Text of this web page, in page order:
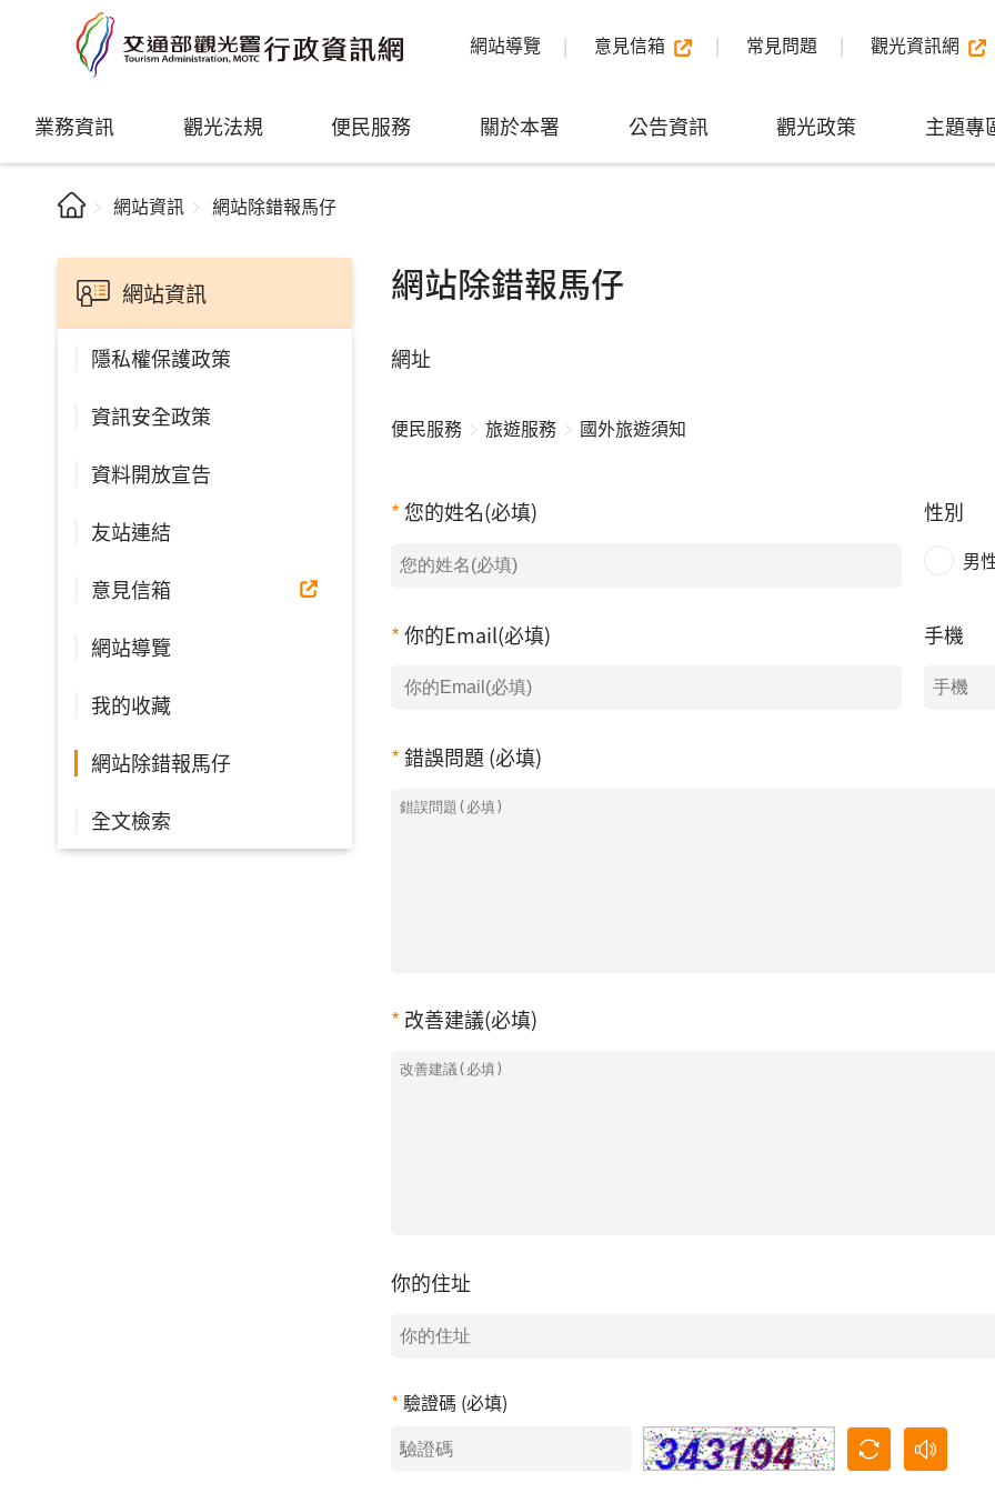
網站導覽 意見信箱 常見問題 觀光資訊網
業務資訊 觀光法規 便民服務 關於本署 公告資訊 觀光政策 主題專
網站資訊 網站除錯報馬仔
網站資訊
隱私權保護政策
資訊安全政策
資料開放宣告
友站連結
意見信箱
網站導覽
我的收藏
網站除錯報馬仔
全文檢索
網站除錯報馬仔
網址
便民服務 旅遊服務 國外旅遊須知
您的姓名(必填) 性別
男
你的Email(必填) 手機
錯誤問題 (必填)
改善建議(必填)
你的住址
驗證碼 (必填)